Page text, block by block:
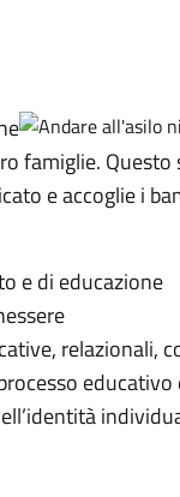
famiglie.
e accoglie i
e di educazione
relazionali,
educativo